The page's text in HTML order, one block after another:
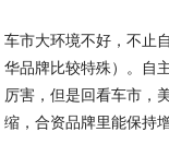
车市大环境不好，不止
华品牌比较特殊）。自
厉害，但是回看车市，
缩，合资品牌里能保持